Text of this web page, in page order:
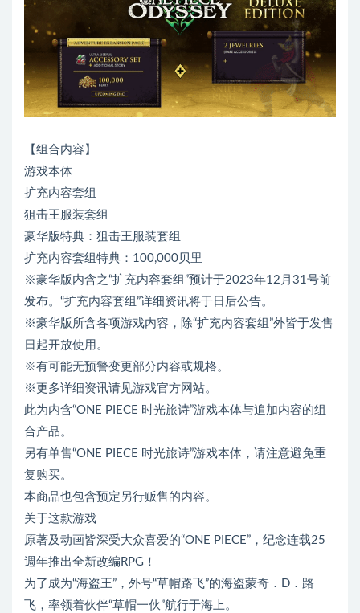
【组合内容】
游戏本体
扩充内容套组
狙击王服装套组
豪华版特典：狙击王服装套组
扩充内容套组特典：100,000贝里
※豪华版内含之“扩充内容套组”预计于2023年12月31号前
发布。“扩充内容套组”详细资讯将于日后公告。
※豪华版所含各项游戏内容，除“扩充内容套组”外皆于发售
日起开放使用。
※有可能无预警变更部分内容或规格。
※更多详细资讯请见游戏官方网站。
此为内含“ONE PIECE 时光旅诗”游戏本体与追加内容的组
合产品。
另有单售“ONE PIECE 时光旅诗”游戏本体，请注意避免重
复购买。
本商品也包含预定另行贩售的内容。
关于这款游戏
原著及动画皆深受大众喜爱的“ONE PIECE”，纪念连载25
週年推出全新改编RPG！
为了成为“海盗王”，外号“草帽路飞”的海盗蒙奇．D．路
飞，率领着伙伴“草帽一伙”航行于海上。